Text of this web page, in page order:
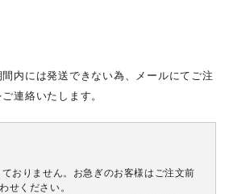
内には発送できない為、メールにてご注
連絡いたします。
おりません。お急ぎのお客様はご注文前
せください。